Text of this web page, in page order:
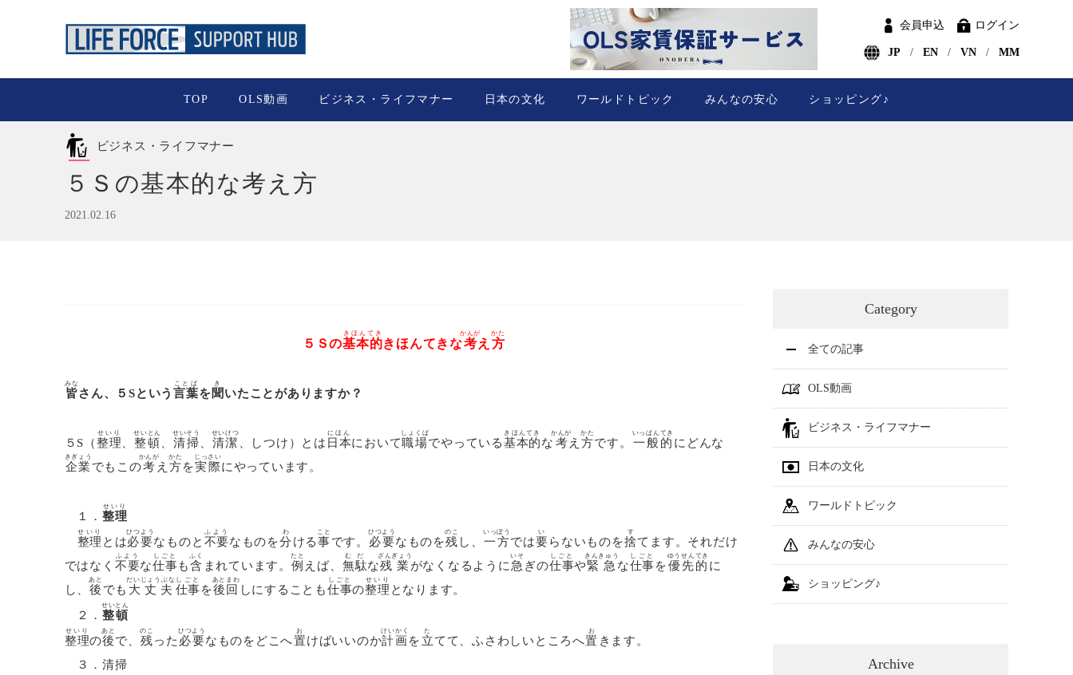
TOP OLS動画 ビジネス・ライフマナー 日本の文化 ワールドトピック みんなの安心 ショッピング♪
会員申込 ログイン
JP EN VN MM
ビジネス・ライフマナー
５Ｓの基本的な考え方
2021.02.16
５Ｓの基本的
きほんてき
きほんてきな考
かんが
え 方
かた
皆
みな
さん、５Sという言葉
ことば
を聞
き
いたことがありますか？
５S（整理
せいり
、整頓
せいとん
清掃
せいそう
清潔
せいけつ
、しつけ）とは 日本
にほん
において職場
しょくば
でやっている基本的
きほんてき
な 考
かんが
え 方
かた
です。 一般的
いっぱんてき
にどんな
企業
きぎょう
でもこの考
かんが
え 方
かた
を実際
じっさい
にやっています。
１． 整理
せいり
整理
せいり
とは必要
ひつよう
なものと 不要
ふよう
なものを分
わ
ける事
こと
です。 必要
ひつよう
なものを残
のこ
し、 一方
いっぽう
では要
い
らないものを捨
す
てます。それだけ
ではなく 不要
ふよう
な仕事
しごと
も含
ふく
まれています。 例
たと
えば、 無駄
むだ
な残業
ざんぎょう
がなくなるように 急
いそ
ぎの仕事
しごと
や緊急
きんきゅう
な仕事
しごと
を優先的
ゆうせんてき
に
し、後
あと
でも 大丈夫
だいじょうぶな
仕事
しごと
を後回
あとまわ
しにすることも仕事
しごと
の整理
せいり
となります。
２． 整頓
せいとん
整理
せいり
の後
あと
で、 残
のこ
った 必要
ひつよう
なものをどこへ置
お
けばいいのか計画
けいかく
を 立
た
てて、ふさわしいところへ置
お
きます。
３． 清掃
Category
全ての記事
OLS動画
ビジネス・ライフマナー
日本の文化
ワールドトピック
みんなの安心
ショッピング♪
Archive